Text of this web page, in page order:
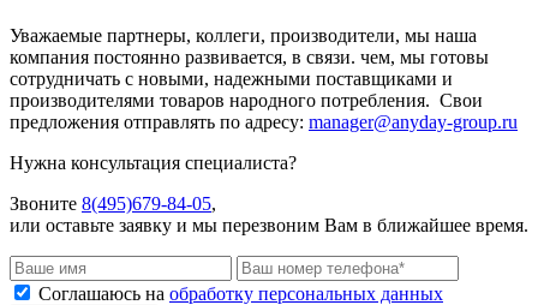
Уважаемые партнеры, коллеги, производители, мы наша
компания постоянно развивается, в связи. чем, мы готовы
сотрудничать с новыми, надежными поставщиками и
производителями товаров народного потребления. Свои
предложения отправлять по адресу: manager@anyday-group.ru
Нужна консультация специалиста?
Звоните 8(495)679-84-05,
или оставьте заявку и мы перезвоним Вам в ближайшее время.
Соглашаюсь на обработку персональных данных